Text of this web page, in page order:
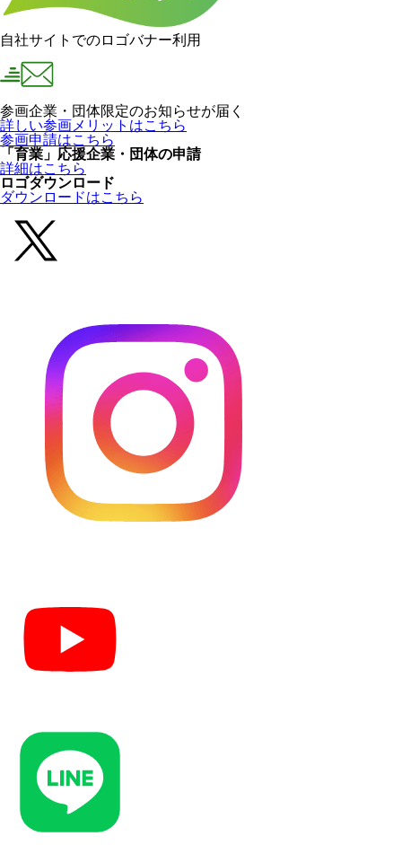
自社サイトでのロゴバナー利用
参画企業・団体限定のお知らせが届く
詳しい参画メリットはこちら
参画申請はこちら
「育業」応援企業・団体の申請
詳細はこちら
ロゴダウンロード
ダウンロードはこちら